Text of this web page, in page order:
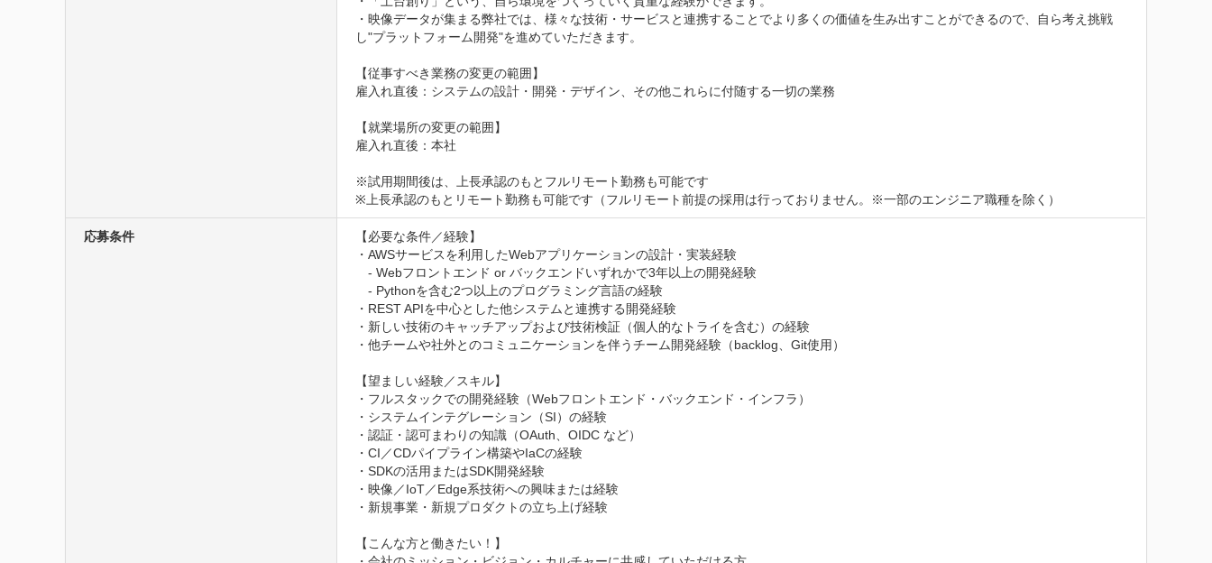
・映像データが集まる弊社では、様々な技術・サービスと連携することでより多くの価値を生み出すことができるので、自ら考え挑戦
し"プラットフォーム開発"を進めていただきます。
【従事すべき業務の変更の範囲】
雇入れ直後：システムの設計・開発・デザイン、その他これらに付随する一切の業務
【就業場所の変更の範囲】
雇入れ直後：本社
※試用期間後は、上長承認のもとフルリモート勤務も可能です
※上長承認のもとリモート勤務も可能です（フルリモート前提の採用は行っておりません。※一部のエンジニア職種を除く）
応募条件
【必要な条件／経験】
・AWSサービスを利用したWebアプリケーションの設計・実装経験
- Webフロントエンド or バックエンドいずれかで3年以上の開発経験
- Pythonを含む2つ以上のプログラミング言語の経験
・REST APIを中心とした他システムと連携する開発経験
・新しい技術のキャッチアップおよび技術検証（個人的なトライを含む）の経験
・他チームや社外とのコミュニケーションを伴うチーム開発経験（backlog、Git使用）
【望ましい経験／スキル】
・フルスタックでの開発経験（Webフロントエンド・バックエンド・インフラ）
・システムインテグレーション（SI）の経験
・認証・認可まわりの知識（OAuth、OIDC など）
・CI／CDパイプライン構築やIaCの経験
・SDKの活用またはSDK開発経験
・映像／IoT／Edge系技術への興味または経験
・新規事業・新規プロダクトの立ち上げ経験
【こんな方と働きたい！】